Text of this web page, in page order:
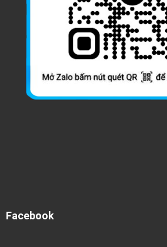
Facebook